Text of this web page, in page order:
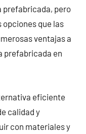
prefabricada, pero
que las
ventajas a
prefabricada en
eficiente
calidad y
con materiales y